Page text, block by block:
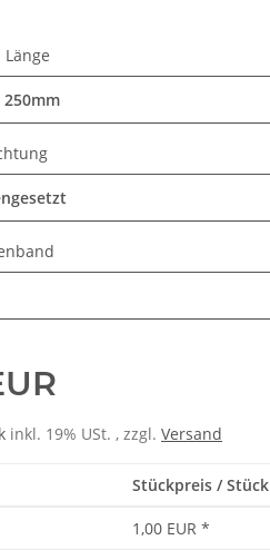
inkl. 19% USt. , zzgl. Versand
Stückpreis / Stück
1,00 EUR *